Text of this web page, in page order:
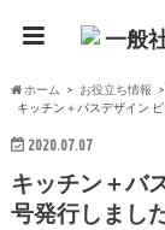
ホーム お役立ち情報
キッチン＋バスデザイン
2020.07.07
キッチン＋バ
号発行しまし